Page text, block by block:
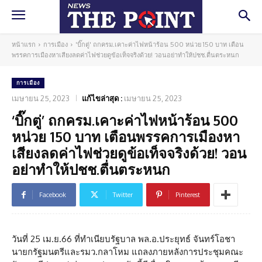
หน้าแรก การเมือง
'บิ๊กตู่' ถกครม.เคาะค่าไฟหน้าร้อน 500 หน่วย 150 บาท เตือน
พรรคการเมืองหาเสียงลดค่าไฟช่วยดูข้อเท็จจริงด้วย! วอนอย่าทำให้ปชช.ตื่นตระหนก
การเมือง
เมษายน 25, 2023 แก้ไขล่าสุด : เมษายน 25, 2023
‘บิ๊กตู่’ ถกครม.เคาะค่าไฟหน้าร้อน 500
หน่วย 150 บาท เตือนพรรคการเมืองหา
เสียงลดค่าไฟช่วยดูข้อเท็จจริงด้วย! วอน
อย่าทำให้ปชช.ตื่นตระหนก
Facebook Twitter Pinterest
วันที่ 25 เม.ย.66 ที่ทำเนียบรัฐบาล พล.อ.ประยุทธ์ จันทร์โอชา
นายกรัฐมนตรีและรมว.กลาโหม แถลงภายหลังการประชุมคณะ